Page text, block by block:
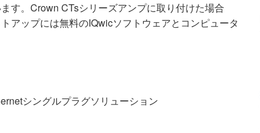
DriveCore Install Network Series
す。Crown CTsシリーズアンプに取り付けた場合
アップには無料のIQwicソフトウェアとコンピュータ
シングルプラグソリューション